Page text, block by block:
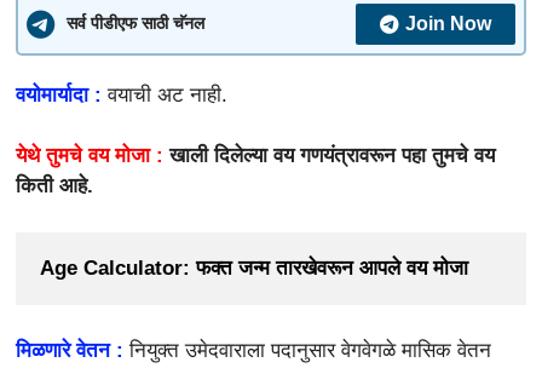
सर्व पीडीएफ साठी चॅनल Join Now
वयोमार्यादा : वयाची अट नाही.
येथे तुमचे वय मोजा :खाली दिलेल्या वय गणयंत्रावरून पहा तुमचे वय
किती आहे.
Age Calculator: फक्त जन्म तारखेवरून आपले वय मोजा
मिळणारे वेतन : नियुक्त उमेदवाराला पदानुसार वेगवेगळे मासिक वेतन